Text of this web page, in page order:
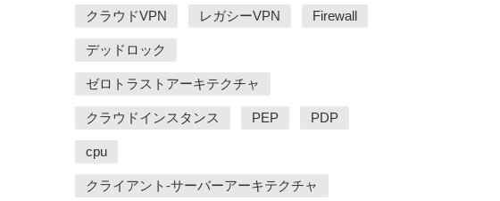
クラウドVPN レガシーVPN Firewall
デッドロック
ゼロトラストアーキテクチャ
クラウドインスタンス PEP PDP
cpu
クライアント-サーバーアーキテクチャ